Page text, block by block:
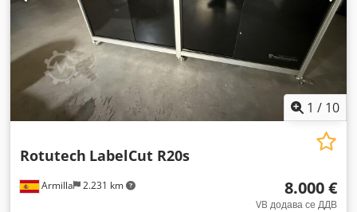
1 / 10
Armilla 2.231 km
Rotutech LabelCut R20s
8.000 €
VB додава се ДДВ